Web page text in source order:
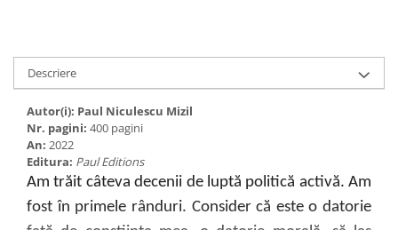
Descriere
Autor(i): Paul Niculescu Mizil
Nr. pagini: 400 pagini
An: 2022
Editura: Paul Editions
Am trăit câteva decenii de luptă politică activă. Am
fost în primele rânduri. Consider că este o datorie